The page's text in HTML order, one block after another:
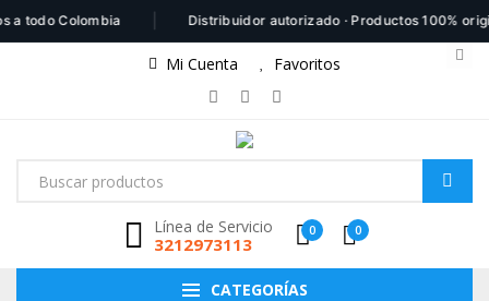
todo Colombia Distribuidor autorizado · Productos 100%
Mi Cuenta Favoritos
Línea de Servicio
3212973113
0 0
CATEGORÍAS